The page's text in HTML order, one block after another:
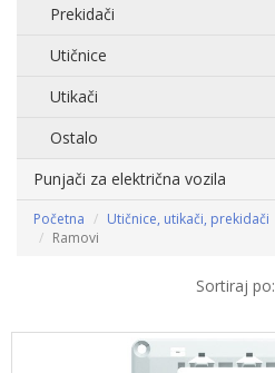
Prekidači
Utičnice
Utikači
Ostalo
Punjači za električna vozila
Početna Utičnice, utikači, prekidači
Ramovi
Sortiraj po: